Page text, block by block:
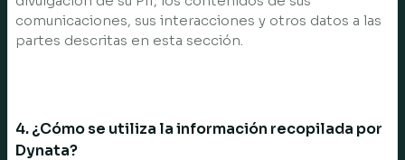
comunicaciones, sus interacciones y otros datos a las
partes descritas en esta sección.
4. ¿Cómo se utiliza la información recopilada por
Dynata?